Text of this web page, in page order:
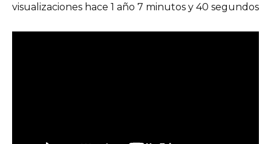
visualizaciones hace 1 año 7 minutos y 40 segundos